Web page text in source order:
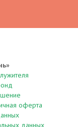
оферта
данных